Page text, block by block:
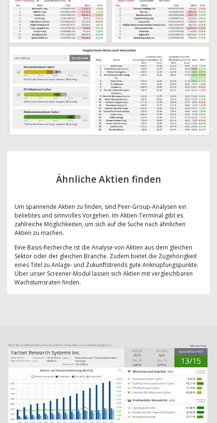
Ähnliche Aktien finden
Um spannende Aktien zu finden, sind Peer-Group-Analysen ein
beliebtes und sinnvolles Vorgehen. Im Aktien-Terminal gibt es
zahlreiche Möglichkeiten, um sich auf die Suche nach ähnlichen
Aktien zu machen.
Eine Basis-Recherche ist die Analyse von Aktien aus dem gleichen
Sektor oder der gleichen Branche. Zudem bietet die Zugehörigkeit
eines Titel zu Anlage- und Zukunftstrends gute Anknüpfungspunkte.
Über unser Screener-Modul lassen sich Aktien mit vergleichbaren
Wachstumsraten finden.